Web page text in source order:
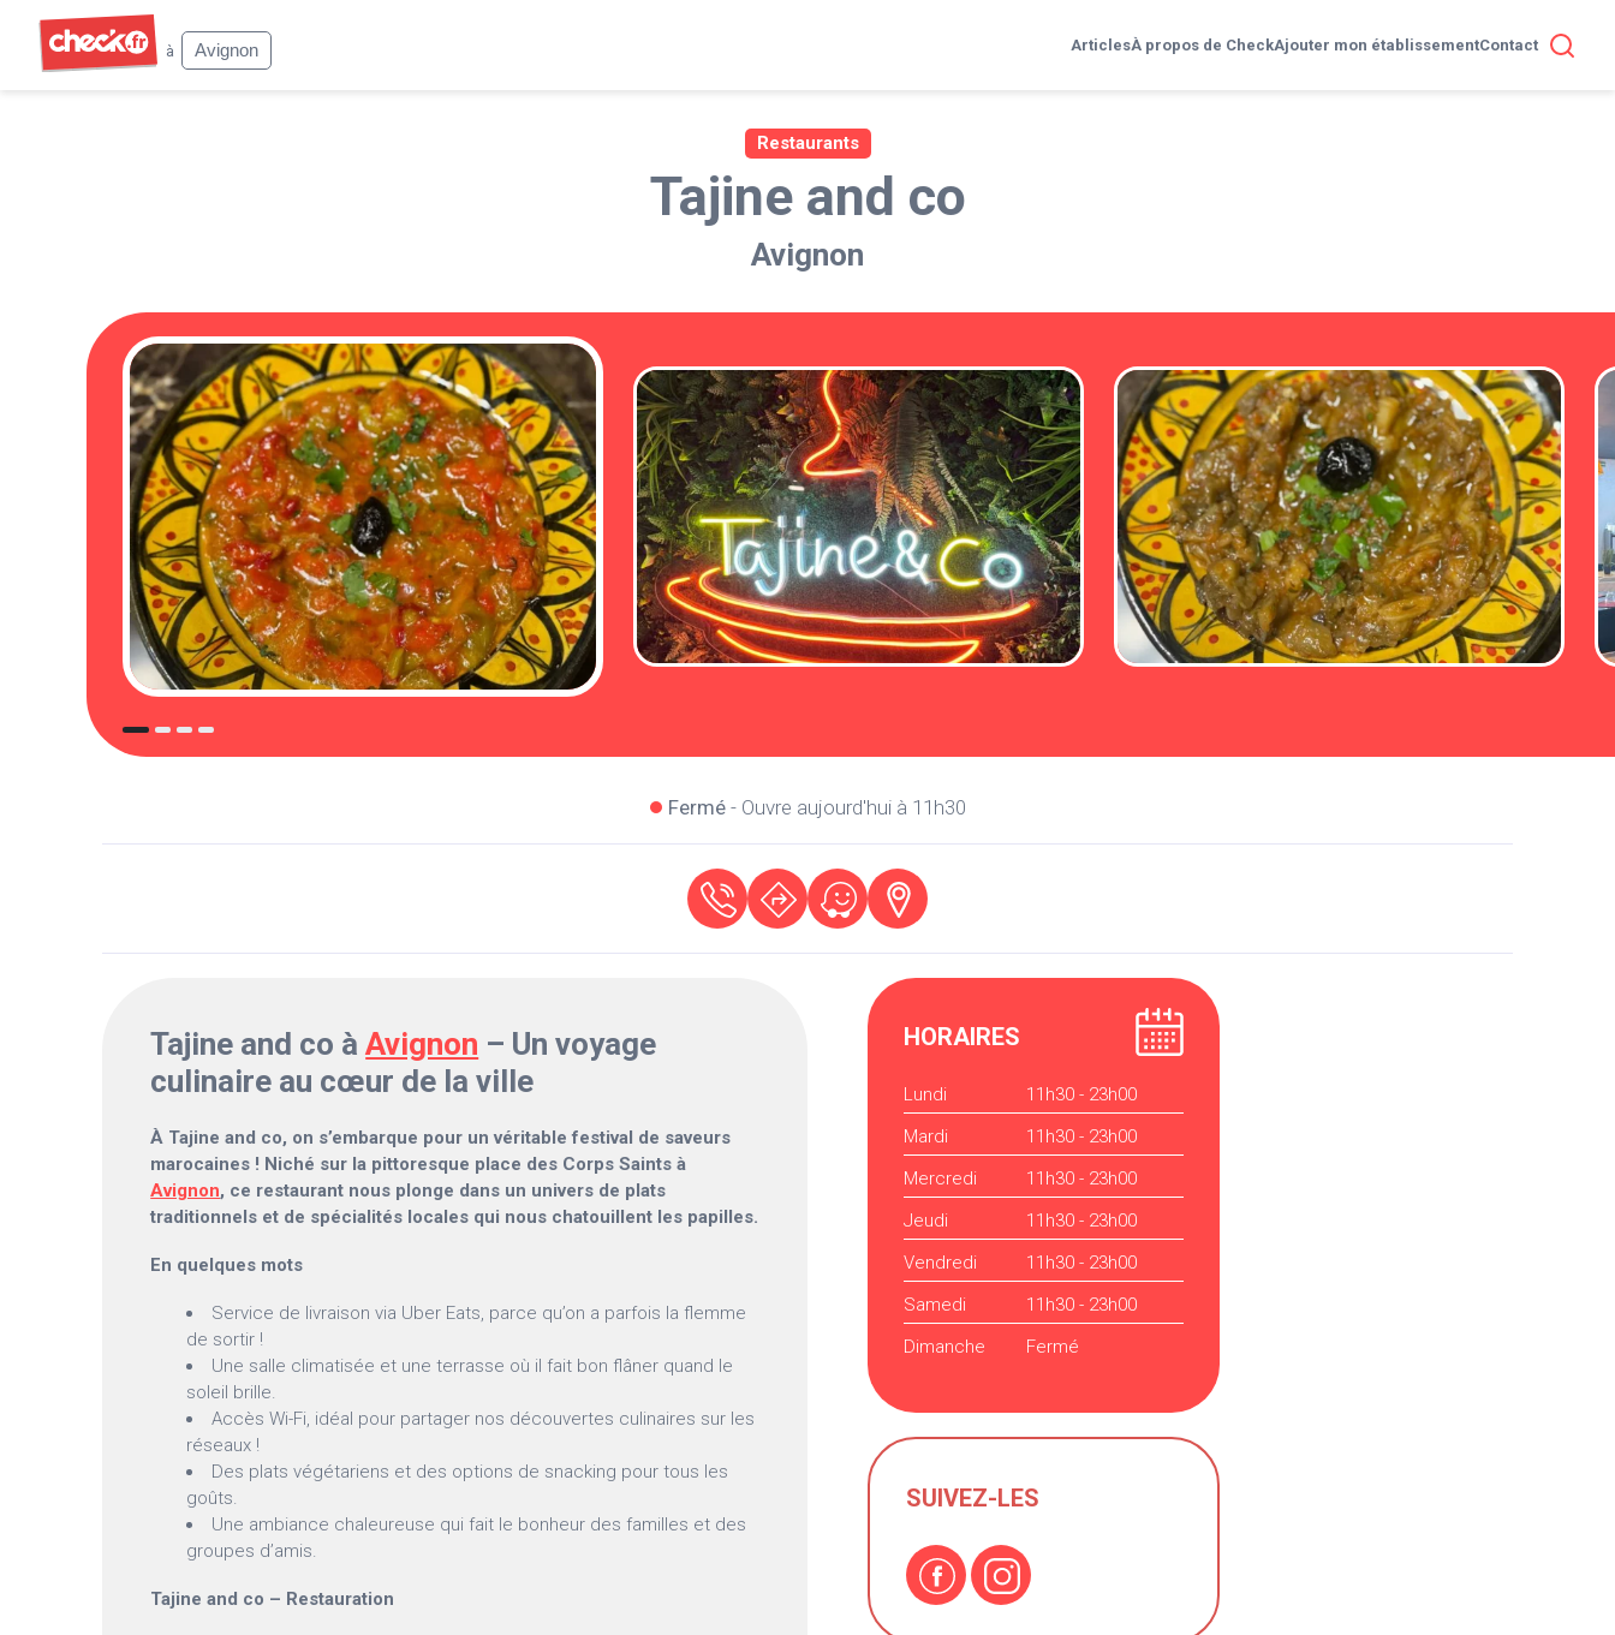
à
Avignon ArticlesÀ propos de CheckAjouter mon établissementContact
Restaurants
Tajine and co
Avignon
Fermé- Ouvre aujourd'hui à 11h30
Tajine and co àAvignon – Un voyage
culinaire au cœur de la ville
À Tajine and co, on s’embarque pour un véritable festival de saveurs
marocaines ! Niché sur la pittoresque place des Corps Saints à
Avignon, ce restaurant nous plonge dans un univers de plats
traditionnels et de spécialités locales qui nous chatouillent les papilles.
En quelques mots
Service de livraison via Uber Eats, parce qu’on a parfois la flemme
de sortir !
Une salle climatisée et une terrasse où il fait bon flâner quand le
soleil brille.
Accès Wi-Fi, idéal pour partager nos découvertes culinaires sur les
réseaux !
Des plats végétariens et des options de snacking pour tous les
goûts.
Une ambiance chaleureuse qui fait le bonheur des familles et des
groupes d’amis.
Tajine and co – Restauration
HORAIRES
Lundi
11h30 - 23h00
Mardi
11h30 - 23h00
Mercredi
11h30 - 23h00
Jeudi
11h30 - 23h00
Vendredi
11h30 - 23h00
Samedi
11h30 - 23h00
Dimanche
Fermé
SUIVEZ-LES